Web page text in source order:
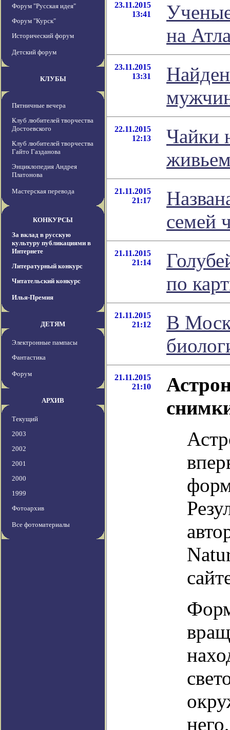
Форум "Русская идея"
Форум "Курск"
Исторический форум
Детский форум
КЛУБЫ
Пятничные вечера
Клуб любителей творчества
Достоевского
Клуб любителей творчества
Гайто Газданова
Энциклопедия Андрея
Платонова
Мастерская перевода
КОНКУРСЫ
За вклад в русскую
культуру публикациями в
Интернете
Литературный конкурс
Читательский конкурс
Илья-Премия
ДЕТЯМ
Электронные пампасы
Фантастика
Форум
АРХИВ
Текущий
2003
2002
2001
2000
1999
Фотоархив
Все фотоматериалы
23.11.2015
13:41
на
23.11.2015
13:31
22.11.2015
12:13
Чайки
21.11.2015
21:17
семей
21.11.2015
21:14
по
21.11.2015
21:12
В
21.11.2015
21:10